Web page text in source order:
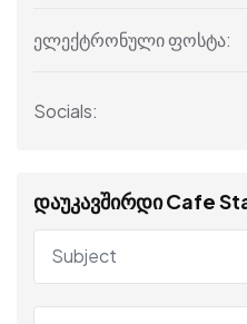
ელექტრონული ფოსტა:
Socials:
დაუკავშირდი Cafe